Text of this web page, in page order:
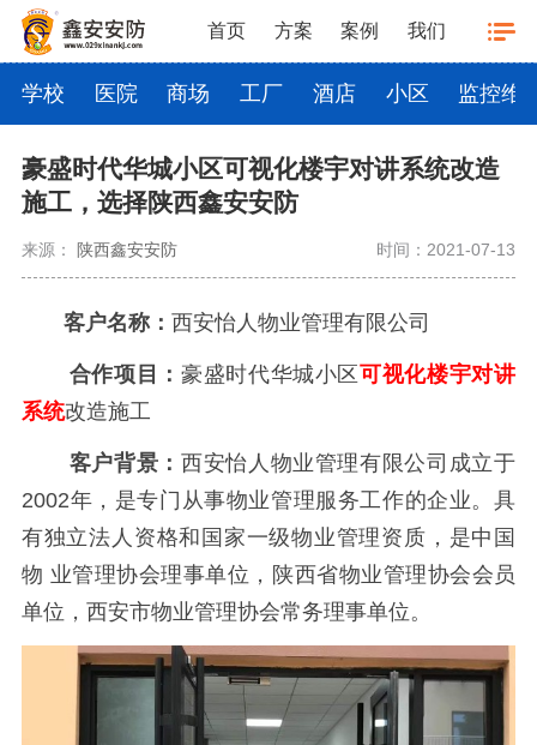
首页 方案 案例 我们
学校 医院 商场 工厂 酒店 小区 监控维
豪盛时代华城小区可视化楼宇对讲系统改造
施工，选择陕西鑫安安防
来源： 陕西鑫安安防 时间：2021-07-13
客户名称： 西安怡人物业管理有限公司
合作项目： 豪盛时代华城小区可视化楼宇对讲
系统改造施工
客户背景： 西安怡人物业管理有限公司成立于
2002年，是专门从事物业管理服务工作的企业。具
有独立法人资格和国家一级物业管理资质，是中国
物 业管理协会理事单位，陕西省物业管理协会会员
单位，西安市物业管理协会常务理事单位。